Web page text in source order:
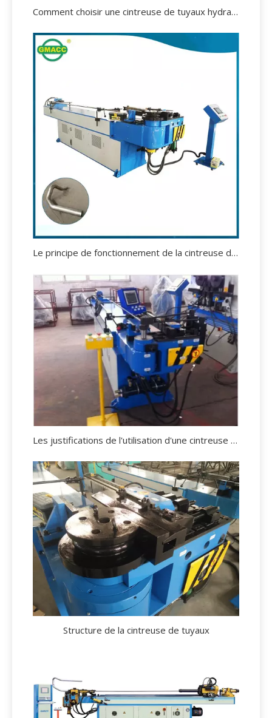
Comment choisir une cintreuse de tuyaux hydraulique ?
Le principe de fonctionnement de la cintreuse de tubes.
Les justifications de l'utilisation d'une cintreuse de tubes.
Structure de la cintreuse de tuyaux